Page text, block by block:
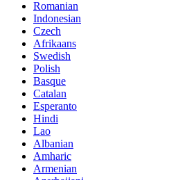
Romanian
Indonesian
Czech
Afrikaans
Swedish
Polish
Basque
Catalan
Esperanto
Hindi
Lao
Albanian
Amharic
Armenian